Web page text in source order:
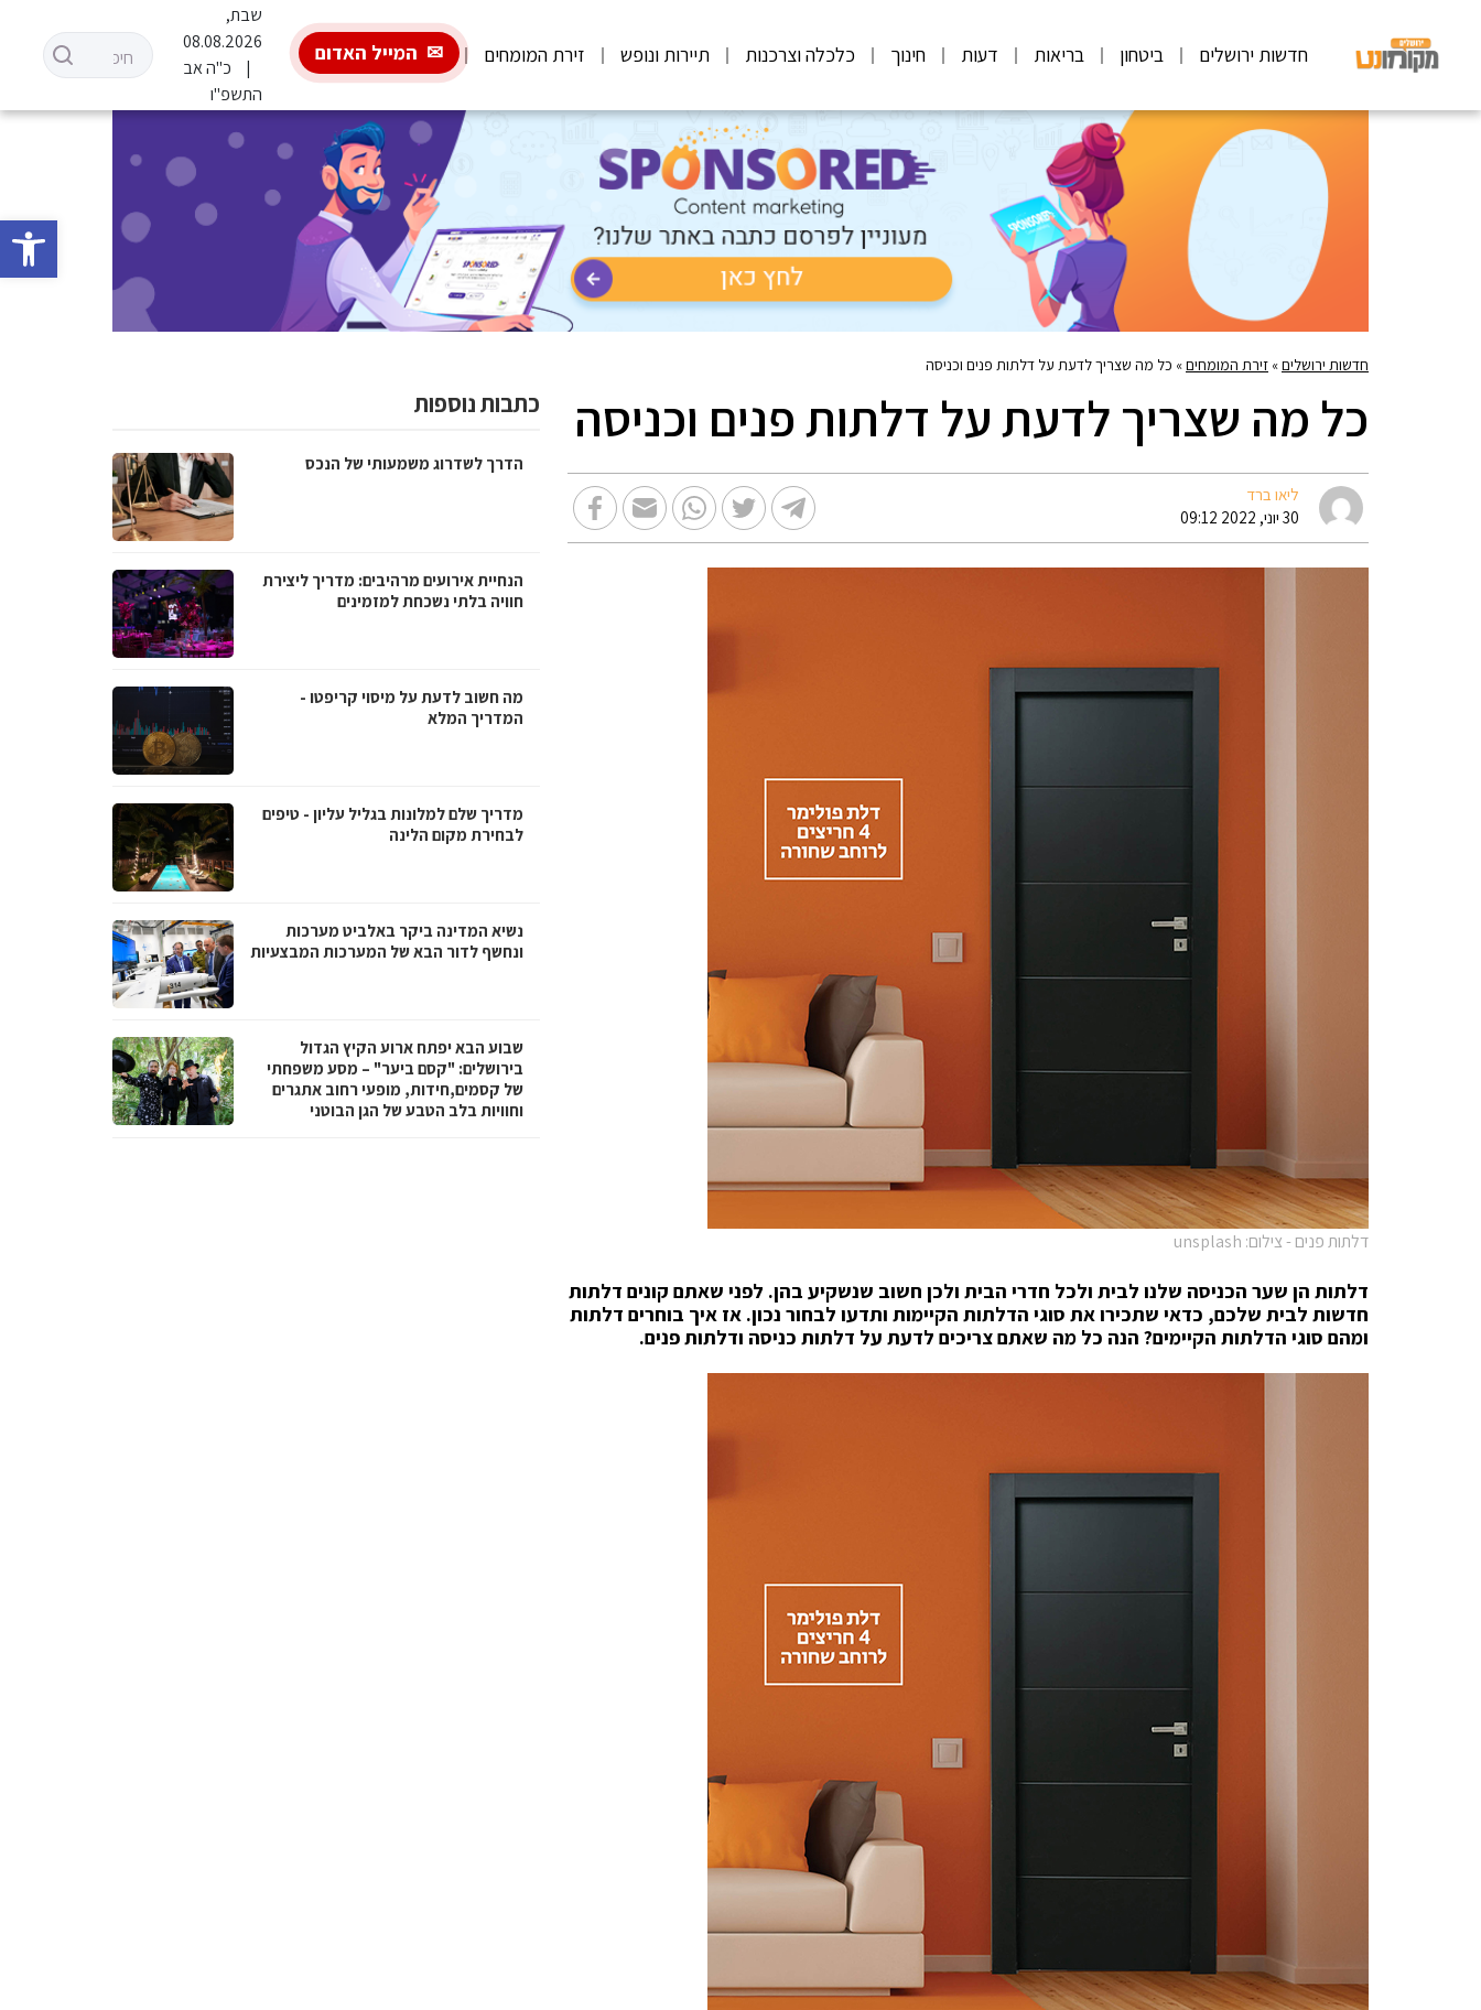
פתח
חדשות ירושלים ביטחון בריאות דעות חינוך כלכלה וצרכנות תיירות ונופש זירת המומחים המייל האדום
שבת,
08.08.2026
כ"ה אב
התשפ"ו
חדשות ירושלים» זירת המומחים» כל מה שצריך לדעת על דלתות פנים וכניסה
כל מה שצריך לדעת על דלתות פנים וכניסה
ליאו ברד
30 יוני, 2022 09:12
דלתות פנים - צילום: unsplash
דלתות הן שער הכניסה שלנו לבית ולכל חדרי הבית ולכן חשוב שנשקיע בהן. לפני שאתם קונים דלתות
חדשות לבית שלכם, כדאי שתכירו את סוגי הדלתות הקיימות ותדעו לבחור נכון. אז איך בוחרים דלתות
ומהם סוגי הדלתות הקיימים? הנה כל מה שאתם צריכים לדעת על דלתות כניסה ודלתות פנים.
כתבות נוספות
הדרך לשדרוג משמעותי של הנכס
הנחיית אירועים מרהיבים: מדריך ליצירת
חוויה בלתי נשכחת למזמינים
מה חשוב לדעת על מיסוי קריפטו -
המדריך המלא
מדריך שלם למלונות בגליל עליון - טיפים
לבחירת מקום הלינה
נשיא המדינה ביקר באלביט מערכות
ונחשף לדור הבא של המערכות המבצעיות
שבוע הבא יפתח ארוע הקיץ הגדול
בירושלים: "קסם ביער" – מסע משפחתי
של קסמים,חידות, מופעי רחוב אתגרים
וחוויות בלב הטבע של הגן הבוטני